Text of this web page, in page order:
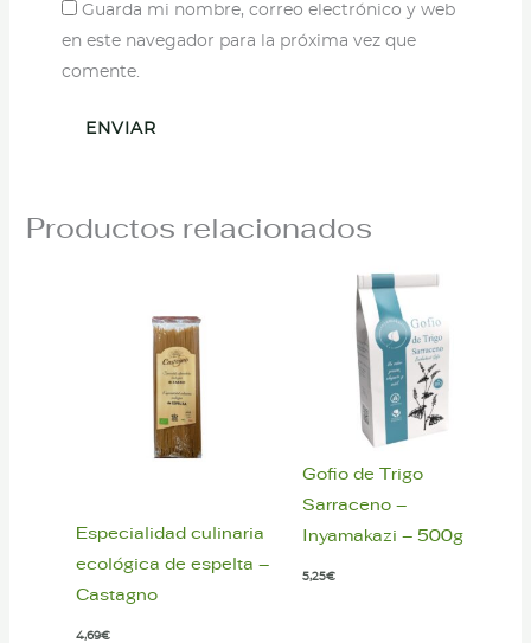
Guarda mi nombre, correo electrónico y web
en este navegador para la próxima vez que
comente.
Productos relacionados
Especialidad culinaria
ecológica de espelta –
Castagno
4,69€
Gofio de Trigo
Sarraceno –
Inyamakazi – 500g
5,25€